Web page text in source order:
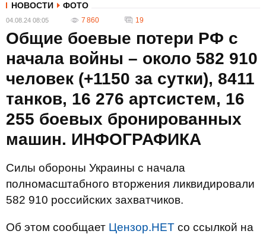
НОВОСТИ ФОТО
04.08.24 08:05 7 860 19
Общие боевые потери РФ с
начала войны – около 582 910
человек (+1150 за сутки), 8411
танков, 16 276 артсистем, 16
255 боевых бронированных
машин. ИНФОГРАФИКА
Силы обороны Украины с начала
полномасштабного вторжения ликвидировали
582 910 российских захватчиков.
Об этом сообщает Цензор.НЕТ со ссылкой на